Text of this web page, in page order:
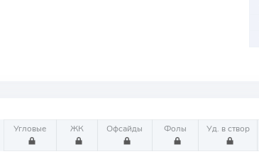
Угловые ЖК Офсайды Фолы Уд. в створ